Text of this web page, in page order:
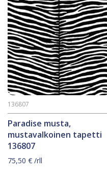
Paradise musta,
mustavalkoinen tapetti
136807
136807
75,50 € /rll